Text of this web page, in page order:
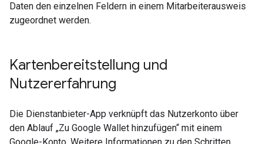
Daten den einzelnen Feldern in einem Mitarbeiterausweis
zugeordnet werden.
Kartenbereitstellung und
Nutzererfahrung
Die Dienstanbieter-App verknüpft das Nutzerkonto über
den Ablauf „Zu Google Wallet hinzufügen“ mit einem